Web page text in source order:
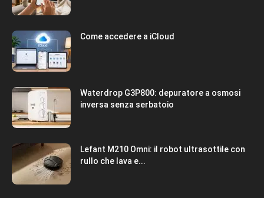
Come accedere a iCloud
Waterdrop G3P800: depuratore a osmosi
inversa senza serbatoio
Lefant M210 Omni: il robot ultrasottile con
rullo che lava e...